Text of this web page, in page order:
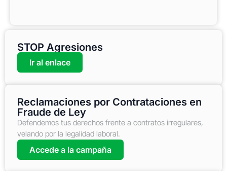
STOP Agresiones
Ir al enlace
Reclamaciones por Contrataciones en
Fraude de Ley
Defendemos tus derechos frente a contratos irregulares,
velando por la legalidad laboral.
Accede a la campaña